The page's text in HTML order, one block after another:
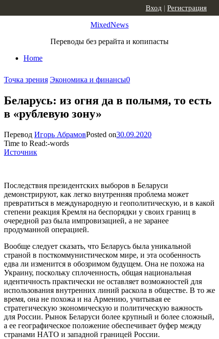
MixedNews
Переводы без рерайта и копипасты
Home
Вход | Регистрация
Точка зрения Экономика и финансы0
Беларусь: из огня да в полымя, то есть
в «рублевую зону»
Перевод Игорь АбрамовPosted on30.09.2020
Time to Read:-words
Источник
Последствия президентских выборов в Беларуси
демонстрируют, как легко внутренняя проблема может
превратиться в международную и геополитическую, и в какой
степени реакция Кремля на беспорядки у своих границ в
очередной раз была импровизацией, а не заранее
продуманной операцией.
Вообще следует сказать, что Беларусь была уникальной
страной в посткоммунистическом мире, и эта особенность
едва ли изменится в обозримом будущем. Она не похожа на
Украину, поскольку сплоченность, общая национальная
идентичность практически не оставляет возможностей для
использования внутренних линий раскола в обществе. В то же
время, она не похожа и на Армению, учитывая ее
стратегическую экономическую и политическую важность
для России. Рынок Беларуси более крупный и более сложный,
а ее географическое положение обеспечивает буфер между
странами НАТО и западной границей России.